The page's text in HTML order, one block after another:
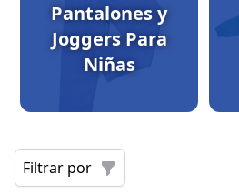
Pantalones y
Joggers Para
Niñas
Filtrar por